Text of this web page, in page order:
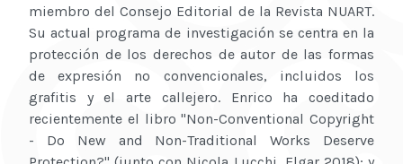
miembro del Consejo Editorial de la Revista NUART.
Su actual programa de investigación se centra en la
protección de los derechos de autor de las formas
de expresión no convencionales, incluidos los
grafitis y el arte callejero. Enrico ha coeditado
recientemente el libro "Non-Conventional Copyright
- Do New and Non-Traditional Works Deserve